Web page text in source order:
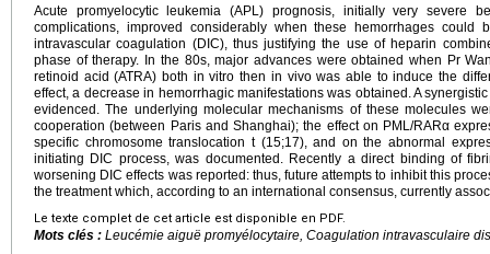
Acute promyelocytic leukemia (APL) prognosis, initially very severe
complications, improved considerably when these hemorrhages could
intravascular coagulation (DIC), thus justifying the use of heparin
phase of therapy. In the 80s, major advances were obtained when Pr
retinoid acid (ATRA) both in vitro then in vivo was able to induce the
effect, a decrease in hemorrhagic manifestations was obtained. A
evidenced. The underlying molecular mechanisms of these molecules
cooperation (between Paris and Shanghai); the effect on PML/RARα
specific chromosome translocation t (15;17), and on the abnormal
initiating DIC process, was documented. Recently a direct binding of
worsening DIC effects was reported: thus, future attempts to inhibit this
the treatment which, according to an international consensus, currently
Le texte complet de cet article est disponible en PDF.
Mots clés : Leucémie aiguë promyélocytaire, Coagulation intravasculaire